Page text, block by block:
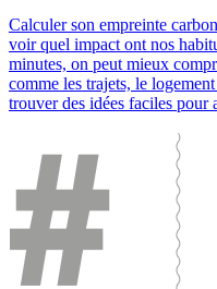
Calculer son empreinte
voir quel impact ont nos
minutes, on peut mieux
comme les trajets, le
trouver des idées faciles